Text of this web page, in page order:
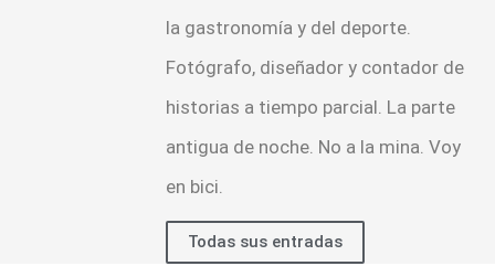
la gastronomía y del deporte.
Fotógrafo, diseñador y contador de
historias a tiempo parcial. La parte
antigua de noche. No a la mina. Voy
en bici.
Todas sus entradas